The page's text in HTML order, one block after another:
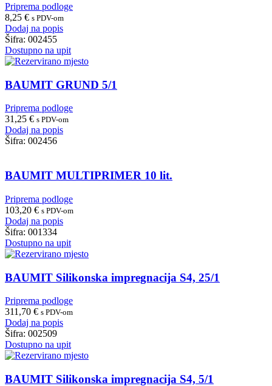
Priprema podloge
8,25 € s PDV-om
Dodaj na popis
Šifra: 002455
Dostupno na upit
BAUMIT GRUND 5/1
Priprema podloge
31,25 € s PDV-om
Dodaj na popis
Šifra: 002456
BAUMIT MULTIPRIMER 10 lit.
Priprema podloge
103,20 € s PDV-om
Dodaj na popis
Šifra: 001334
Dostupno na upit
BAUMIT Silikonska impregnacija S4, 25/1
Priprema podloge
311,70 € s PDV-om
Dodaj na popis
Šifra: 002509
Dostupno na upit
BAUMIT Silikonska impregnacija S4, 5/1